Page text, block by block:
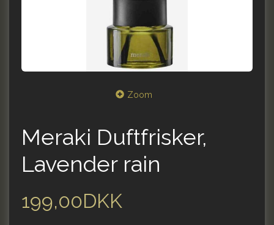
Zoom
Meraki Duftfrisker,
Lavender rain
199,00DKK